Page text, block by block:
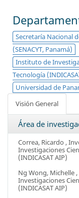
Secretaría Nacional
(SENACYT, Panamá)
Instituto de
Tecnología
Universidad de
Visión General
Área de
Correa, Ricardo ,
Investigaciones
(INDICASAT AIP)
Ng Wong, Michelle
Investigaciones
(INDICASAT AIP)